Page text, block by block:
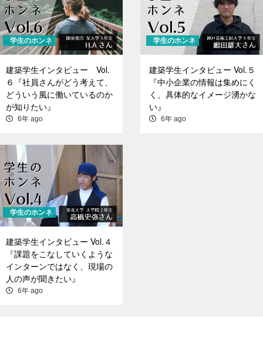
学生のホンネ
建築学生インタビュー Vol.
６『社員さんがどう考えて、
どういう風に働いているのか
が知りたい』
6年 ago
学生のホンネ
建築学生インタビュー Vol.５
『中小企業の情報は集めにく
く、具体的なイメージ湧かな
い』
6年 ago
学生のホンネ
建築学生インタビュー Vol.４
『課題をこなしていくような
インターンではなく、現場の
人の声が聞きたい』
6年 ago